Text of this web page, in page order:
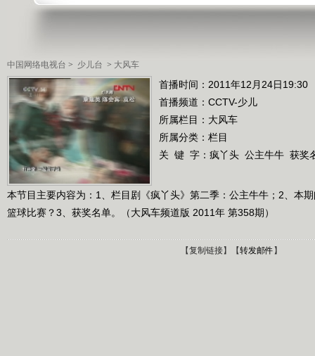
中国网络电视台 > 少儿台 > 大风车
首播时间：2011年12月24日19:30
首播频道： CCTV-少儿
所属栏目： 大风车
所属分类：栏目
关 键 字： 疯丫头 公主牛牛 获奖
本节目主要内容为：1、栏目剧《疯丫头》第二季：公主牛牛；2、本
篮球比赛？3、获奖名单。（大风车频道版 2011年 第358期）
【复制链接】【转发邮件】